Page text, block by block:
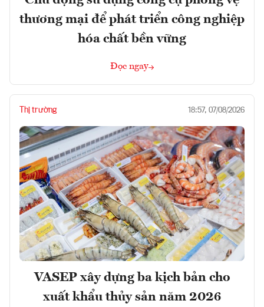
thương mại để phát triển công nghiệp
hóa chất bền vững
Đọc ngay
Thị trường 18:57, 07/08/2026
VASEP xây dựng ba kịch bản cho
xuất khẩu thủy sản năm 2026